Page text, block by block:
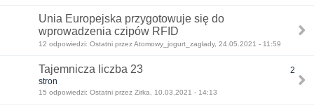
Unia Europejska przygotowuje się do
wprowadzenia czipów RFID
12 odpowiedzi: Ostatni przez Atomowy_jogurt_zagłady, 24.05.2021 - 11:59
Tajemnicza liczba 23
2
stron
15 odpowiedzi: Ostatni przez Zirka, 10.03.2021 - 14:13